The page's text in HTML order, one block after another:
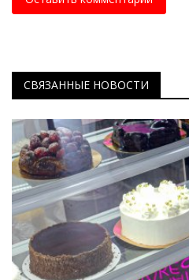
СВЯЗАННЫЕ НОВОСТИ